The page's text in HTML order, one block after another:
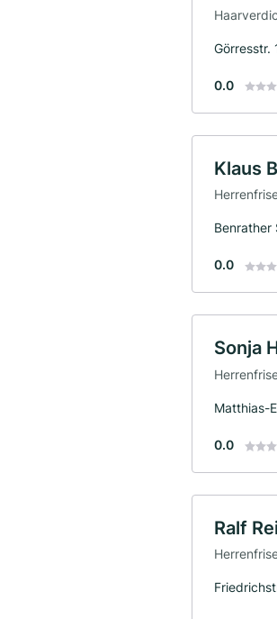
Görresstr.
0.0
Klaus
Benrather
0.0
Sonja
Matthias-
0.0
Ralf